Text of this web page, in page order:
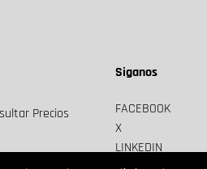
Precios
Siganos
FACEBOOK
X
LINKEDIN